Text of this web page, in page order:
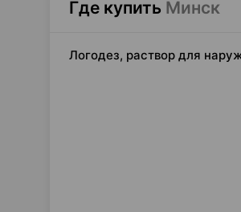
Где купить Минск
Логодез, раствор для